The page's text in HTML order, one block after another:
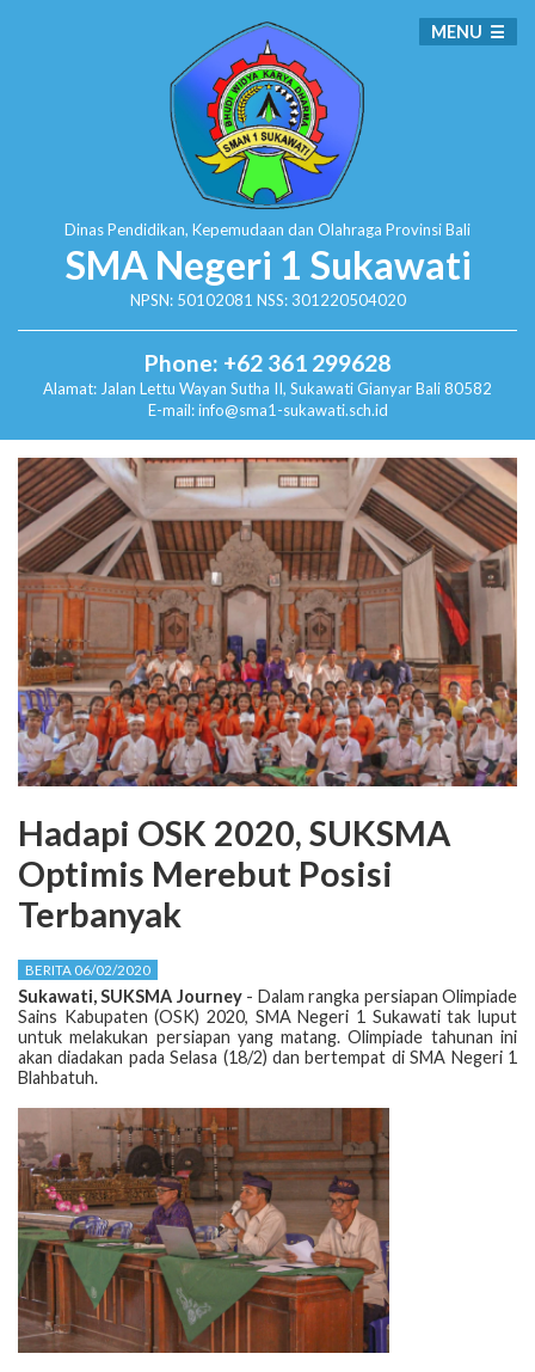
Dinas Pendidikan, Kepemudaan dan Olahraga Provinsi Bali
SMA Negeri 1 Sukawati
NPSN: 50102081 NSS: 301220504020
Phone: +62 361 299628
Alamat: Jalan Lettu Wayan Sutha II, SukawatiGianyar Bali 80582
E-mail: info@sma1-sukawati.sch.id
MENU
Hadapi OSK 2020, SUKSMA
Optimis Merebut Posisi
Terbanyak
BERITA 06/02/2020
Sukawati, SUKSMA Journey - Dalam rangka persiapan Olimpiade
Sains Kabupaten (OSK) 2020, SMA Negeri 1 Sukawati tak luput
untuk melakukan persiapan yang matang. Olimpiade tahunan ini
akan diadakan pada Selasa (18/2) dan bertempat di SMA Negeri 1
Blahbatuh.